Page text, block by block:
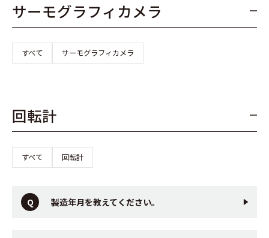
サーモグラフィカメラ
すべて サーモグラフィカメラ
回転計
すべて 回転計
製造年月を教えてください。